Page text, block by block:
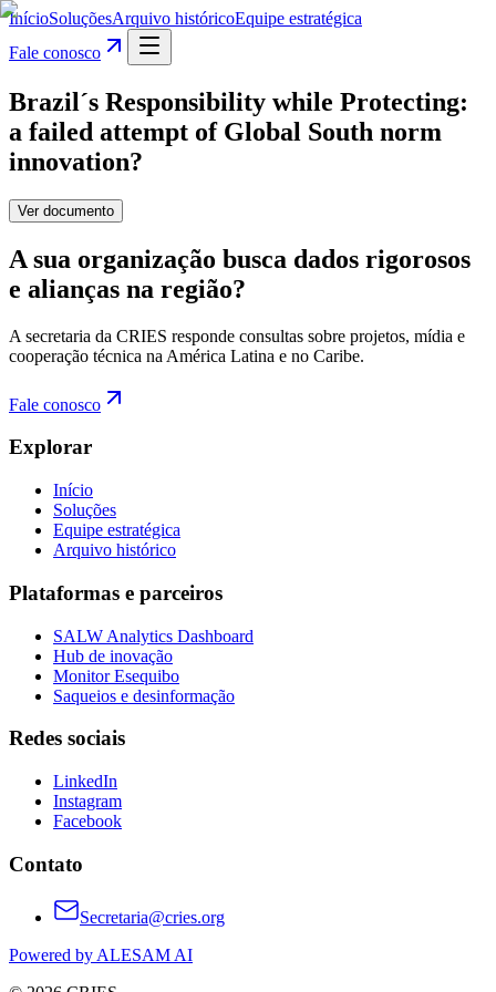
InícioSoluçõesArquivo históricoEquipe estratégica
Fale conosco
Brazil´s Responsibility while Protecting:
a failed attempt of Global South norm
innovation?
Ver documento
A sua organização busca dados rigorosos
e alianças na região?
A secretaria da CRIES responde consultas sobre projetos, mídia e
cooperação técnica na América Latina e no Caribe.
Fale conosco
Explorar
Início
Soluções
Equipe estratégica
Arquivo histórico
Plataformas e parceiros
SALW Analytics Dashboard
Hub de inovação
Monitor Esequibo
Saqueios e desinformação
Redes sociais
LinkedIn
Instagram
Facebook
Contato
Secretaria@cries.org
Powered by ALESAM AI